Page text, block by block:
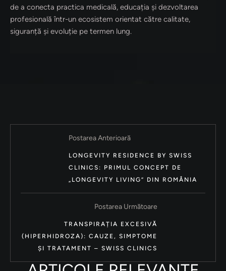
de a conecta practica medicală, educația și dezvoltarea
profesională într-un ecosistem orientat către calitate,
siguranță și evoluție pe termen lung.
Postarea Anterioară
LONGEVITY RESIDENCE BY SWISS
CLINICS: PRIMUL CONCEPT DE
„LONGEVITY LIVING” DIN ROMÂNIA
Postarea Următoare
TRANSPIRAȚIA EXCESIVĂ
(HIPERHIDROZA): CAUZE, SIMPTOME
ȘI TRATAMENT – SWISS CLINICS